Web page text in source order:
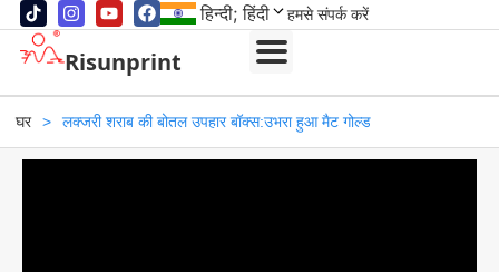
हिन्दी; हिंदी हमसे संपर्क करें
Risunprint
घर > लक्जरी शराब की बोतल उपहार बॉक्स:उभरा हुआ मैट गोल्ड